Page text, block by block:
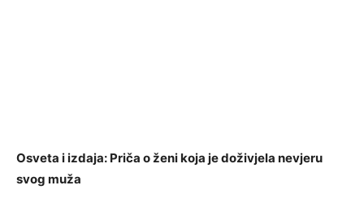
Osveta i izdaja: Priča o ženi koja je doživjela nevjeru
svog muža